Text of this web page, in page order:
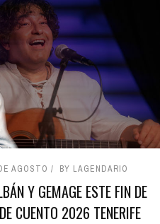
AGOSTO BY LAGENDARIO
Y GEMAGE ESTE FIN DE
CUENTO 2026 TENERIFE